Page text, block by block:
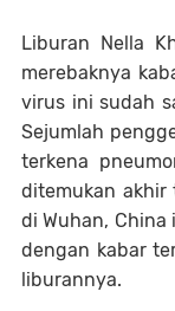
Liburan Nella
merebaknya
virus ini sudah
Sejumlah
terkena
ditemukan akhir
di Wuhan, China
dengan kabar
liburannya.